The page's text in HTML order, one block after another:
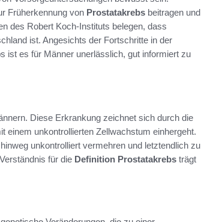
Früherkennung von Prostatakrebs beitragen und
des Robert Koch-Instituts belegen, dass
ist. Angesichts der Fortschritte in der
ist es für Männer unerlässlich, gut informiert zu
Diese Erkrankung zeichnet sich durch die
einem unkontrollierten Zellwachstum einhergeht.
unkontrolliert vermehren und letztendlich zu
für die Definition Prostatakrebs trägt